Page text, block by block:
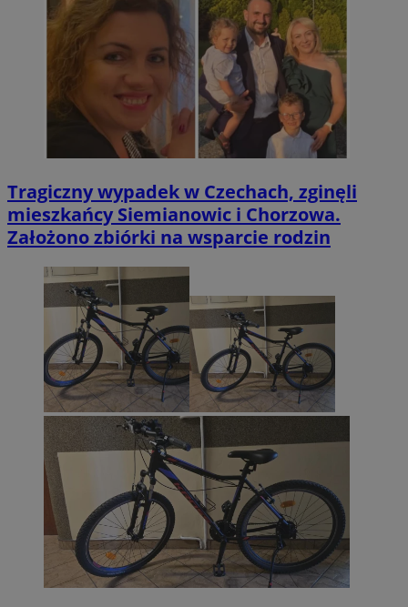
Tragiczny wypadek w Czechach, zginęli
mieszkańcy Siemianowic i Chorzowa.
Założono zbiórki na wsparcie rodzin